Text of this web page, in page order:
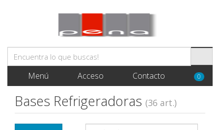
Menú Acceso Contacto 0
Bases Refrigeradoras (36 art.)